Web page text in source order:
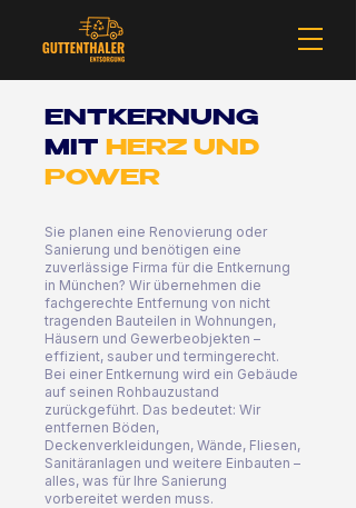
ENTKERNUNG
MIT HERZ UND
POWER
Sie planen eine Renovierung oder
Sanierung und benötigen eine
zuverlässige Firma für die Entkernung
in München? Wir übernehmen die
fachgerechte Entfernung von nicht
tragenden Bauteilen in Wohnungen,
Häusern und Gewerbeobjekten –
effizient, sauber und termingerecht.
Bei einer Entkernung wird ein Gebäude
auf seinen Rohbauzustand
zurückgeführt. Das bedeutet: Wir
entfernen Böden,
Deckenverkleidungen, Wände, Fliesen,
Sanitäranlagen und weitere Einbauten –
alles, was für Ihre Sanierung
vorbereitet werden muss.